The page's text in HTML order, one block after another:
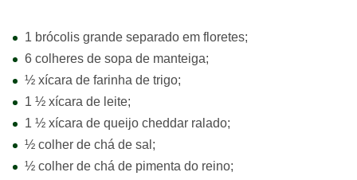
1 brócolis grande separado em floretes;
6 colheres de sopa de manteiga;
½ xícara de farinha de trigo;
1 ½ xícara de leite;
1 ½ xícara de queijo cheddar ralado;
½ colher de chá de sal;
½ colher de chá de pimenta do reino;